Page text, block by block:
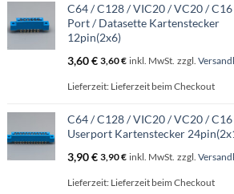
C64 / C128 / VIC20 / VC20 / C16
Port / Datasette Kartenstecker
12pin(2x6)
3,60€ 3,60€ inkl. MwSt. zzgl.
Lieferzeit: Lieferzeit beim Checkout
C64 / C128 / VIC20 / VC20 / C16
Userport Kartenstecker
3,90€ 3,90€ inkl. MwSt. zzgl.
Lieferzeit: Lieferzeit beim Checkout